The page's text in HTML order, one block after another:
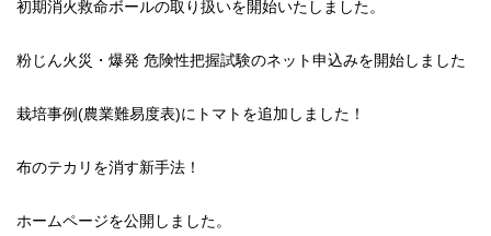
初期消火救命ボールの取り扱いを開始いたしました。
粉じん火災・爆発 危険性把握試験のネット申込みを開始しました
栽培事例(農業難易度表)にトマトを追加しました！
布のテカリを消す新手法！
ホームページを公開しました。